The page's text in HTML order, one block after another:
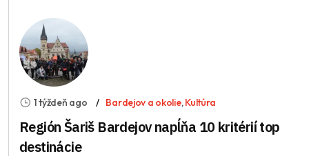
1 týždeň ago Bardejov a okolie,Kultúra
Región Šariš Bardejov napĺňa 10 kritérií top
destinácie